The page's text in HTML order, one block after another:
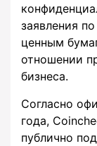
заявления
ценным
отношении
бизнеса.
Согласно
года,
публично